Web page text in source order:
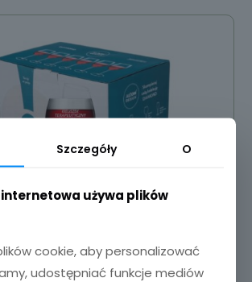
Szczegóły O
używa plików
cookie, aby personalizować
udostępniać funkcje mediów